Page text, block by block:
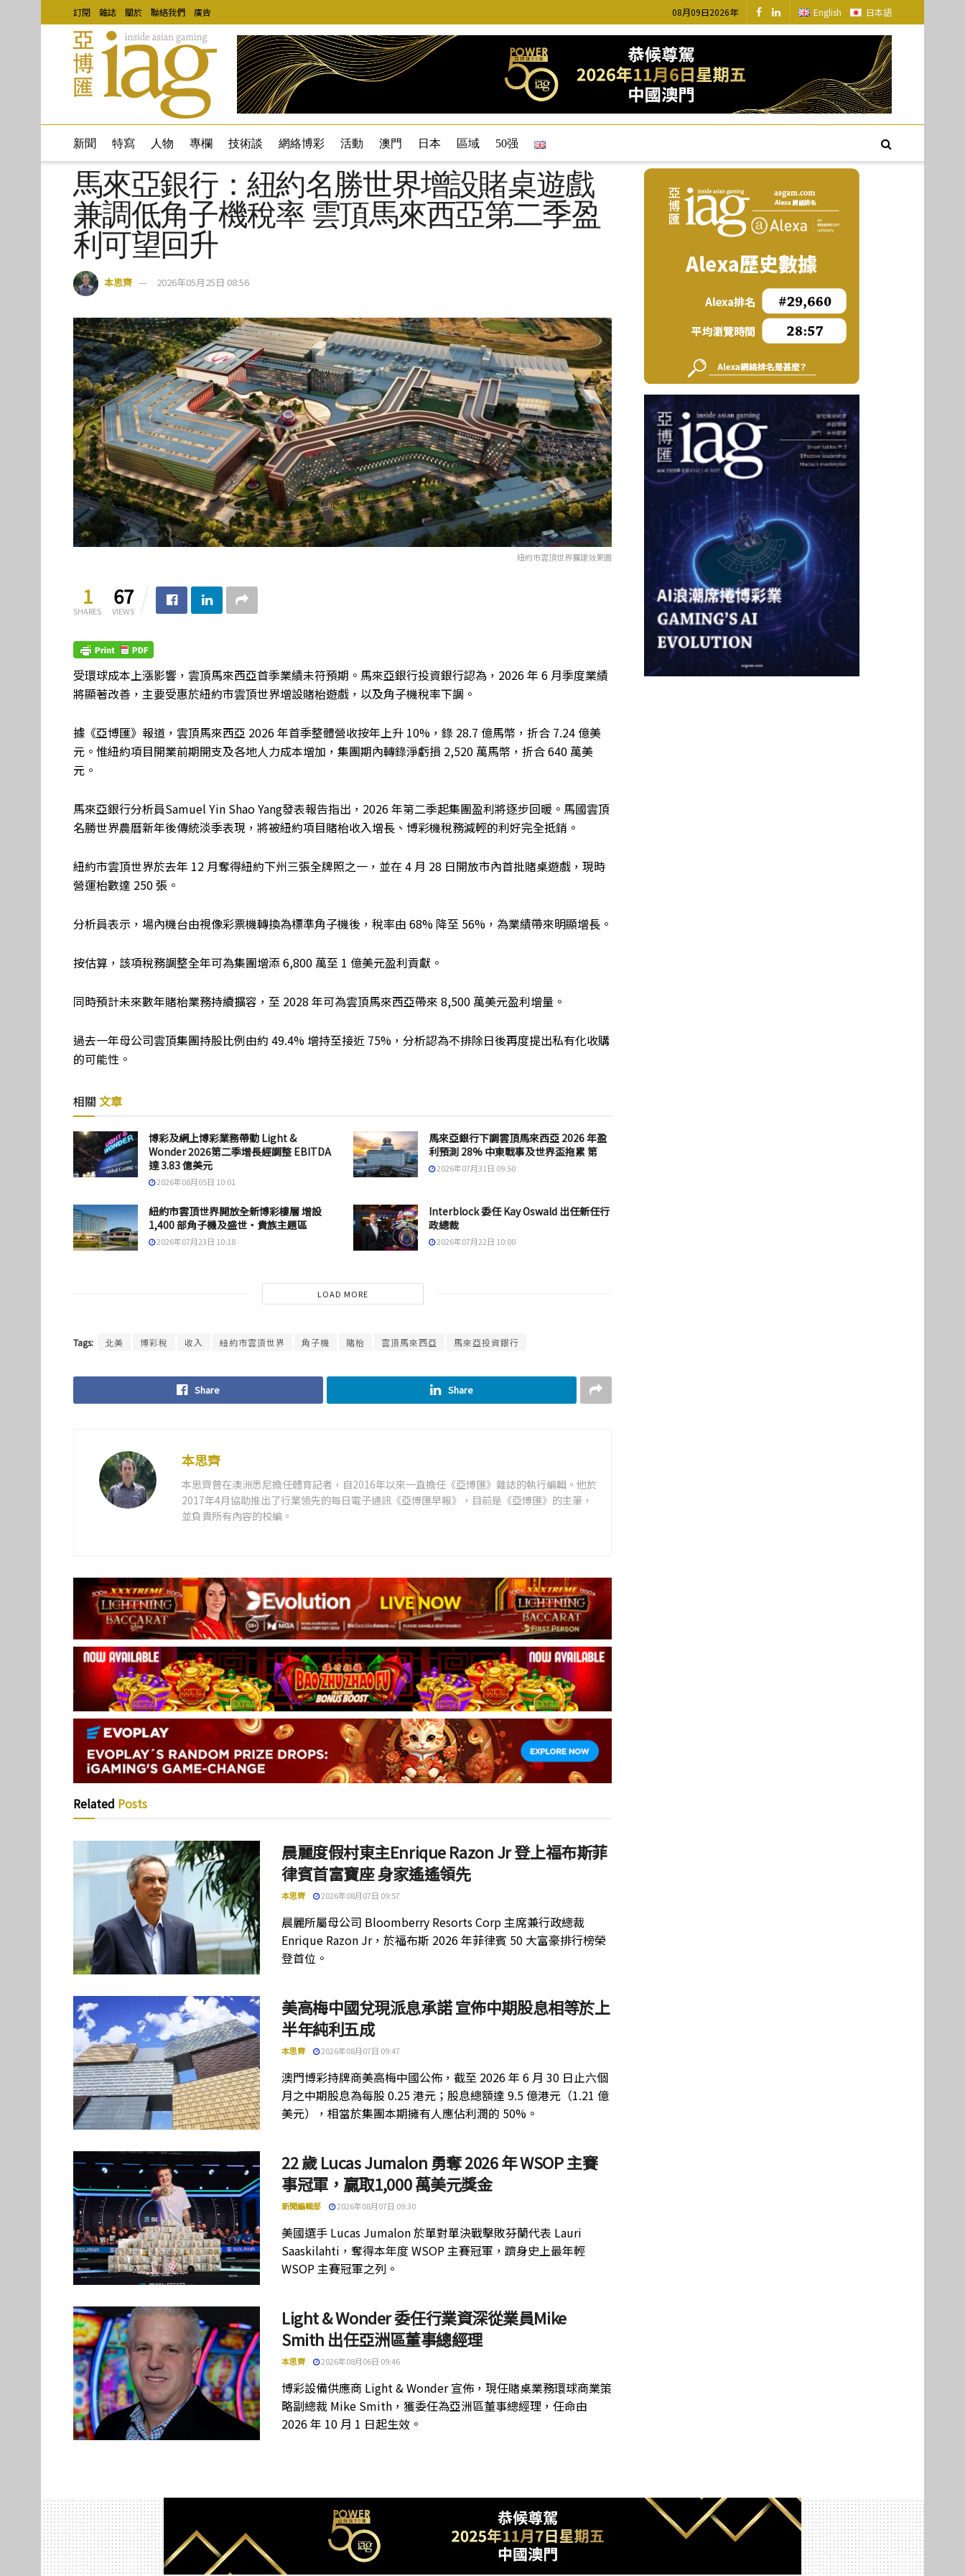
訂閱 雜誌 關於 聯絡我們 廣告 08月09日2026年 English 日本語
新聞 特寫 人物 專欄 技術談 網絡博彩 活動 澳門 日本 區域 50强
馬來亞銀行：紐約名勝世界增設賭桌遊戲
兼調低角子機稅率 雲頂馬來西亞第二季盈
利可望回升
本思齊 2026年05月25日 08:56
紐約市雲頂世界擴建效果圖
1
SHARES
67
VIEWS
受環球成本上漲影響，雲頂馬來西亞首季業績未符預期。馬來亞銀行投資銀行認為，2026 年 6 月季度業績
將顯著改善，主要受惠於紐約市雲頂世界增設賭枱遊戲，以及角子機稅率下調。
據《亞博匯》報道，雲頂馬來西亞 2026 年首季整體營收按年上升 10%，錄 28.7 億馬幣，折合 7.24 億美
元。惟紐約項目開業前期開支及各地人力成本增加，集團期內轉錄淨虧損 2,520 萬馬幣，折合 640 萬美
元。
馬來亞銀行分析員Samuel Yin Shao Yang發表報告指出，2026 年第二季起集團盈利將逐步回暖。馬國雲頂
名勝世界農曆新年後傳統淡季表現，將被紐約項目賭枱收入增長、博彩機稅務減輕的利好完全抵銷。
紐約市雲頂世界於去年 12 月奪得紐約下州三張全牌照之一，並在 4 月 28 日開放市內首批賭桌遊戲，現時
營運枱數達 250 張。
分析員表示，場內機台由視像彩票機轉換為標準角子機後，稅率由 68% 降至 56%，為業績帶來明顯增長。
按估算，該項稅務調整全年可為集團增添 6,800 萬至 1 億美元盈利貢獻。
同時預計未來數年賭枱業務持續擴容，至 2028 年可為雲頂馬來西亞帶來 8,500 萬美元盈利增量。
過去一年母公司雲頂集團持股比例由約 49.4% 增持至接近 75%，分析認為不排除日後再度提出私有化收購
的可能性。
相關 文章
博彩及網上博彩業務帶動 Light &
Wonder 2026第二季增長經調整 EBITDA
達 3.83 億美元
2026年08月05日 10:01
馬來亞銀行下調雲頂馬來西亞 2026 年盈
利預測 28% 中東戰事及世界盃拖累 第
2026年07月31日 09:50
紐約市雲頂世界開放全新博彩樓層 增設
1,400 部角子機及盛世・貴族主題區
2026年07月23日 10:18
Interblock 委任 Kay Oswald 出任新任行
政總裁
2026年07月22日 10:00
LOAD MORE
Tags: 北美 博彩稅 收入 紐約市雲頂世界 角子機 賭枱 雲頂馬來西亞 馬來亞投資銀行
Share Share
本思齊
本思齊曾在澳洲悉尼擔任體育記者，自2016年以來一直擔任《亞博匯》雜誌的執行編輯。他於
2017年4月協助推出了行業領先的每日電子通訊《亞博匯早報》，目前是《亞博匯》的主筆，
並負責所有內容的校編。
Related Posts
晨麗度假村東主Enrique Razon Jr 登上福布斯菲
律賓首富寶座 身家遙遙領先
本思齊 2026年08月07日 09:57
晨麗所屬母公司 Bloomberry Resorts Corp 主席兼行政總裁
Enrique Razon Jr，於福布斯 2026 年菲律賓 50 大富豪排行榜榮
登首位。
美高梅中國兌現派息承諾 宣佈中期股息相等於上
半年純利五成
本思齊 2026年08月07日 09:47
澳門博彩持牌商美高梅中國公佈，截至 2026 年 6 月 30 日止六個
月之中期股息為每股 0.25 港元；股息總額達 9.5 億港元（1.21 億
美元），相當於集團本期擁有人應佔利潤的 50%。
22 歲 Lucas Jumalon 勇奪 2026 年 WSOP 主賽
事冠軍，贏取1,000 萬美元獎金
新聞編輯部 2026年08月07日 09:30
美國選手 Lucas Jumalon 於單對單決戰擊敗芬蘭代表 Lauri
Saaskilahti，奪得本年度 WSOP 主賽冠軍，躋身史上最年輕
WSOP 主賽冠軍之列。
Light & Wonder 委任行業資深從業員Mike
Smith 出任亞洲區董事總經理
本思齊 2026年08月06日 09:46
博彩設備供應商 Light & Wonder 宣佈，現任賭桌業務環球商業策
略副總裁 Mike Smith，獲委任為亞洲區董事總經理，任命由
2026 年 10 月 1 日起生效。